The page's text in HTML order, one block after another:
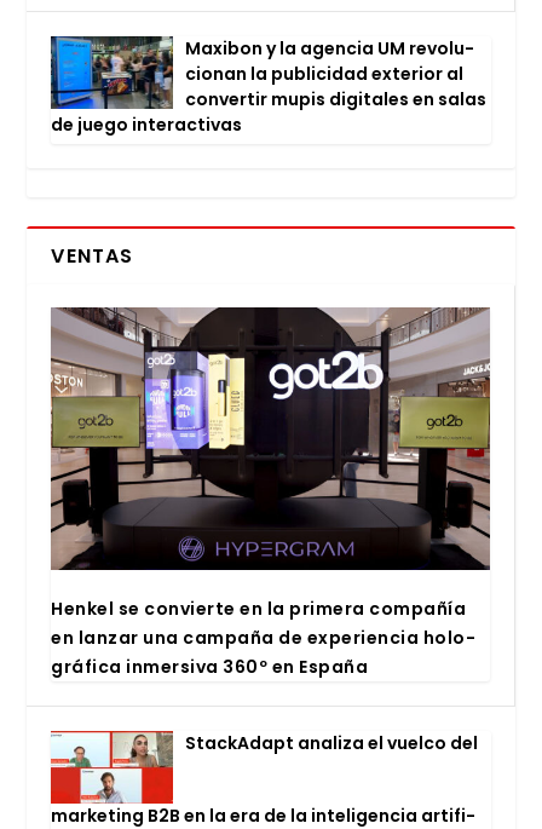
Maxi­bon y la agen­cia UM revo­lu­
cio­nan la publi­ci­dad exte­rior al
con­ver­tir mupis digi­ta­les en salas
de jue­go inter­ac­ti­vas
VENTAS
Hen­kel se con­vier­te en la pri­me­ra com­pa­ñía
en lan­zar una cam­pa­ña de expe­rien­cia holo­
grá­fi­ca inmer­si­va 360º en Espa­ña
Stac­kA­dapt ana­li­za el vuel­co del
mar­ke­ting B2B en la era de la inte­li­gen­cia arti­fi­